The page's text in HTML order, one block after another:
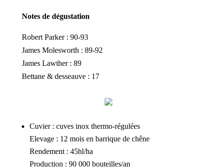
Notes de dégustation
Robert Parker : 90-93
James Molesworth : 89-92
James Lawther : 89
Bettane & desseauve : 17
Cuvier : cuves inox thermo-régulées
Elevage : 12 mois en barrique de chêne
Rendement : 45hl/ha
Production : 90 000 bouteilles/an